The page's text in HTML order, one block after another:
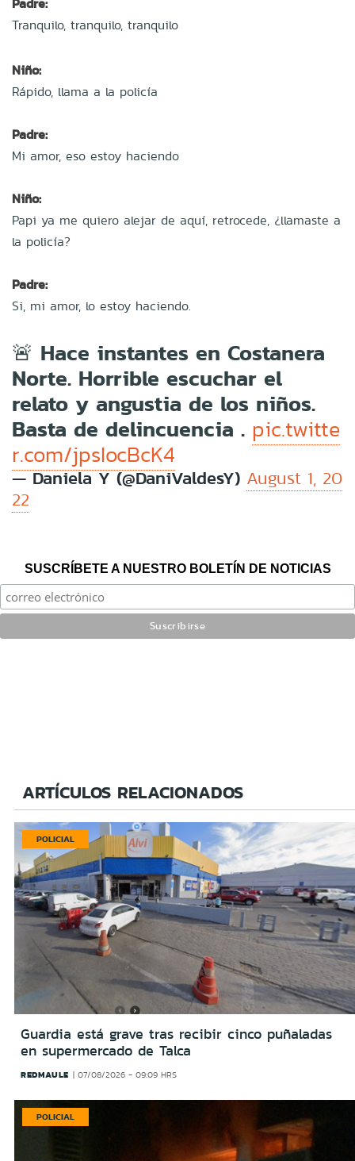
Tranquilo, tranquilo, tranquilo
Niño:
Rápido, llama a la policía
Padre:
Mi amor, eso estoy haciendo
Niño:
Papi ya me quiero alejar de aquí, retrocede, ¿llamaste a
la policía?
Padre:
Si, mi amor, lo estoy haciendo.
🚨 Hace instantes en Costanera
Norte. Horrible escuchar el
relato y angustia de los niños.
Basta de delincuencia . pic.twitte
r.com/jpsIocBcK4
— Daniela Y (@DaniValdesY) August 1, 20
22
SUSCRÍBETE A NUESTRO BOLETÍN DE NOTICIAS
ARTÍCULOS RELACIONADOS
POLICIAL
Guardia está grave tras recibir cinco puñaladas
en supermercado de Talca
REDMAULE 07/08/2026 - 09:09 HRS
POLICIAL